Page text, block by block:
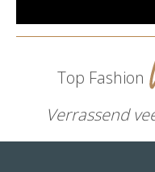
Top Fashion
Verrassend